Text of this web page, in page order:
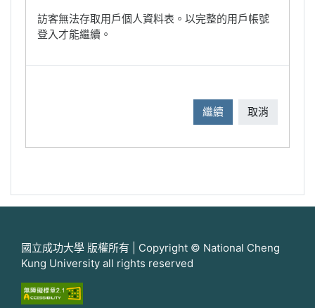
訪客無法存取用戶個人資料表。以完整的用戶帳號
登入才能繼續。
繼續 取消
國立成功大學 版權所有 | Copyright © National Cheng
Kung University all rights reserved